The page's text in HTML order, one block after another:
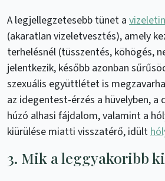
A legjellegzetesebb tünet a
(akaratlan vizeletvesztés), amely
terhelésnél (tüsszentés, köhögés,
jelentkezik, később azonban
szexuális együttlétet is
az idegentest-érzés a hüvelyben, a
húzó alhasi fájdalom, valamint a
kiürülése miatti visszatérő, idült
3. Mik a leggyakoribb